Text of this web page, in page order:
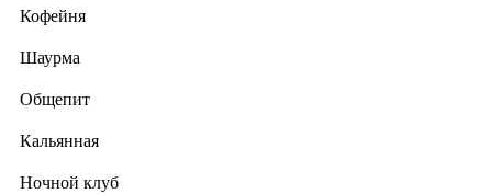
Кофейня
Шаурма
Общепит
Кальянная
Ночной клуб